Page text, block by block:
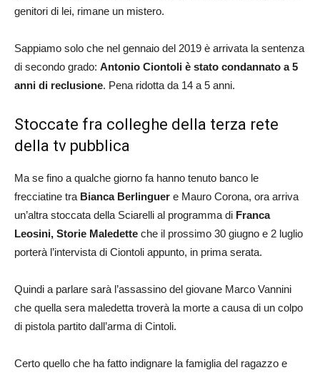
genitori di lei, rimane un mistero.
Sappiamo solo che nel gennaio del 2019 è arrivata la sentenza
di secondo grado: Antonio Ciontoli è stato condannato a 5
anni di reclusione. Pena ridotta da 14 a 5 anni.
Stoccate fra colleghe della terza rete
della tv pubblica
Ma se fino a qualche giorno fa hanno tenuto banco le
frecciatine tra Bianca Berlinguer e Mauro Corona, ora arriva
un’altra stoccata della Sciarelli al programma di Franca
Leosini, Storie Maledette che il prossimo 30 giugno e 2 luglio
porterà l’intervista di Ciontoli appunto, in prima serata.
Quindi a parlare sarà l’assassino del giovane Marco Vannini
che quella sera maledetta troverà la morte a causa di un colpo
di pistola partito dall’arma di Cintoli.
Certo quello che ha fatto indignare la famiglia del ragazzo e